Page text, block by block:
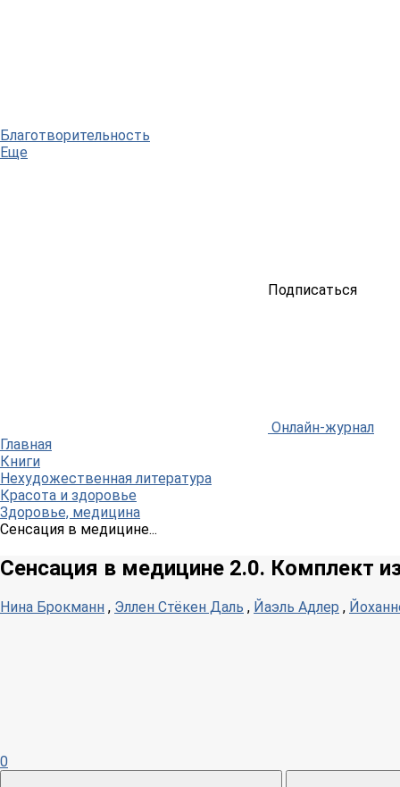
Благотворительность
Еще
Подписаться
Онлайн-журнал
Главная
Книги
Нехудожественная литература
Красота и здоровье
Здоровье, медицина
Сенсация в медицине...
Сенсация в медицине 2.0. Комплект
Нина Брокманн , Эллен Стёкен Даль , Йаэль Адлер ,
0